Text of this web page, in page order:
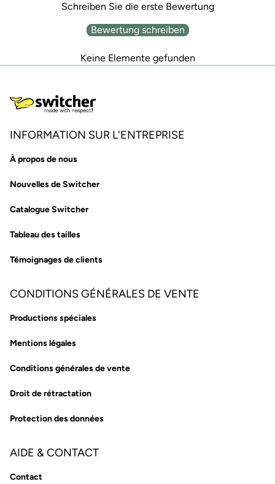
Schreiben Sie die erste Bewertung
Bewertung schreiben
Keine Elemente gefunden
INFORMATION SUR L'ENTREPRISE
À propos de nous
Nouvelles de Switcher
Catalogue Switcher
Tableau des tailles
Témoignages de clients
CONDITIONS GÉNÉRALES DE VENTE
Productions spéciales
Mentions légales
Conditions générales de vente
Droit de rétractation
Protection des données
AIDE & CONTACT
Contact